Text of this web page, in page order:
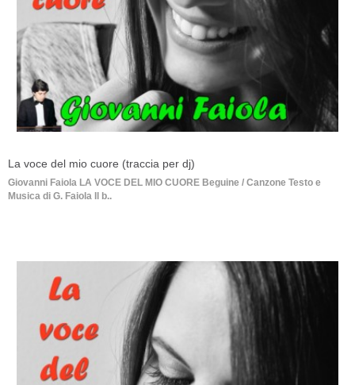
La voce del mio cuore (traccia per dj)
Giovanni Faiola LA VOCE DEL MIO CUORE Beguine / Canzone Testo e
Musica di G. Faiola Il b..